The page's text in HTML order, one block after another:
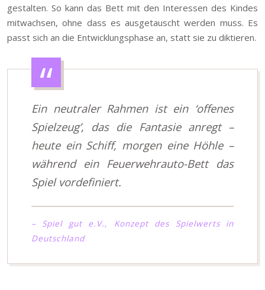
gestalten. So kann das Bett mit den Interessen des Kindes
mitwachsen, ohne dass es ausgetauscht werden muss. Es
passt sich an die Entwicklungsphase an, statt sie zu diktieren.
Ein neutraler Rahmen ist ein ‘offenes
Spielzeug’, das die Fantasie anregt –
heute ein Schiff, morgen eine Höhle –
während ein Feuerwehrauto-Bett das
Spiel vordefiniert.
– Spiel gut e.V., Konzept des Spielwerts in
Deutschland